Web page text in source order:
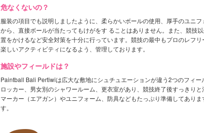
危なくないの？
服装の項目でも説明しましたように、柔らかいボールの使用、厚手のユニ
から、直接ボールが当たってもけがをす ることはありません。また、競技
置をかけるなど安全対策を十分に行っています。競技の最中もプロのレフ
楽しいアクティビティになるよう、管理しております。
施設やフィールドは？
Paintball Bali Pertiwiは広大な敷地にシュチュエーションが違う2つのフィ
ロッカー、男女別のシャワールーム、更衣室があり、競技終了後すっきりと
マーカー（エアガン）やユニフォーム、防具などもたっぷり準備してあり
す。